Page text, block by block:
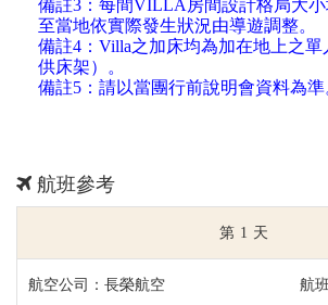
備註3：每間VILLA房間設計格局大
至當地依實際發生狀況由導遊調整。
備註4：Villa之加床均為加在地上之單
供床架）。
備註5：請以當團行前說明會資料為準
航班參考
1
長榮航空